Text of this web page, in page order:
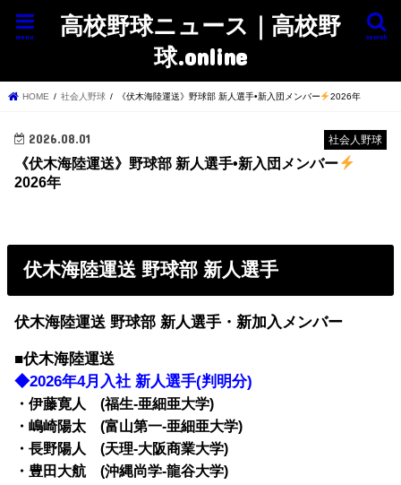
高校野球ニュース｜高校野
球.online
search
menu
HOME 社会人野球 《伏木海陸運送》野球部 新人選手•新入団メンバー 2026年
社会人野球
2026.08.01
《伏木海陸運送》野球部 新人選手•新入団メンバー
2026年
伏木海陸運送 野球部 新人選手
伏木海陸運送 野球部 新人選手・新加入メンバー
■伏木海陸運送
◆2026年4月入社 新人選手(判明分)
・伊藤寛人 (福生-亜細亜大学)
・嶋崎陽太 (富山第一-亜細亜大学)
・長野陽人 (天理-大阪商業大学)
・豊田大航 (沖縄尚学-龍谷大学)